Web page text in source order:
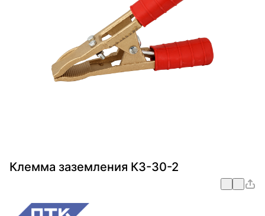
Клемма заземления КЗ-30-2